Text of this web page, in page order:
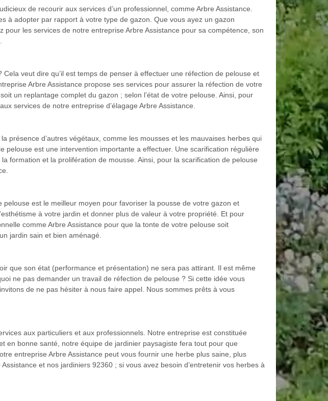
de recourir aux services d’un professionnel, comme Arbre Assistance.
à adopter par rapport à votre type de gazon. Que vous ayez un gazon
les services de notre entreprise Arbre Assistance pour sa compétence, son
veut dire qu’il est temps de penser à effectuer une réfection de pelouse et
Arbre Assistance propose ses services pour assurer la réfection de votre
un replantage complet du gazon ; selon l’état de votre pelouse. Ainsi, pour
services de notre entreprise d’élagage Arbre Assistance.
présence d’autres végétaux, comme les mousses et les mauvaises herbes qui
est une intervention importante a effectuer. Une scarification régulière
formation et la prolifération de mousse. Ainsi, pour la scarification de pelouse
est le meilleur moyen pour favoriser la pousse de votre gazon et
à votre jardin et donner plus de valeur à votre propriété. Et pour
comme Arbre Assistance pour que la tonte de votre pelouse soit
jardin sain et bien aménagé.
que son état (performance et présentation) ne sera pas attirant. Il est même
ne pas demander un travail de réfection de pelouse ? Si cette idée vous
de ne pas hésiter à nous faire appel. Nous sommes prêts à vous
aux particuliers et aux professionnels. Notre entreprise est constituée
en bonne santé, notre équipe de jardinier paysagiste fera tout pour que
entreprise Arbre Assistance peut vous fournir une herbe plus saine, plus
et nos jardiniers 92360 ; si vous avez besoin d’entretenir vos herbes à